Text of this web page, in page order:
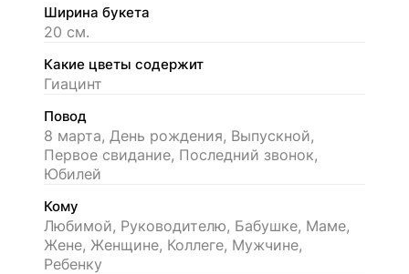
Ширина букета
20 см.
Какие цветы содержит
Гиацинт
Повод
8 марта, День рождения, Выпускной,
Первое свидание, Последний звонок,
Юбилей
Кому
Любимой, Руководителю, Бабушке, Маме,
Жене, Женщине, Коллеге, Мужчине,
Ребенку